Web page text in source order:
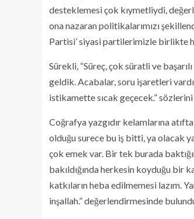
desteklemesi çok kıymetliydi,
ona nazaran politikalarımızı
Partisi’ siyasi partilerimizle birlikte
Sürekli, “Süreç, çok süratli ve
geldik. Acabalar, soru işaretleri
istikamette sıcak geçecek.” sözlerini
Coğrafya yazgıdır kelamlarına
olduğu surece bu iş bitti, ya olacak
çok emek var. Bir tek burada
bakıldığında herkesin koyduğu bir
katkıların heba edilmemesi lazım.
inşallah.” değerlendirmesinde